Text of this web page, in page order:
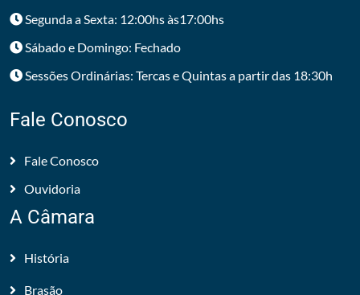
Segunda a Sexta: 12:00hs às17:00hs
Sábado e Domingo: Fechado
Sessões Ordinárias: Tercas e Quintas a partir das 18:30h
Fale Conosco
Fale Conosco
Ouvidoria
A Câmara
História
Brasão